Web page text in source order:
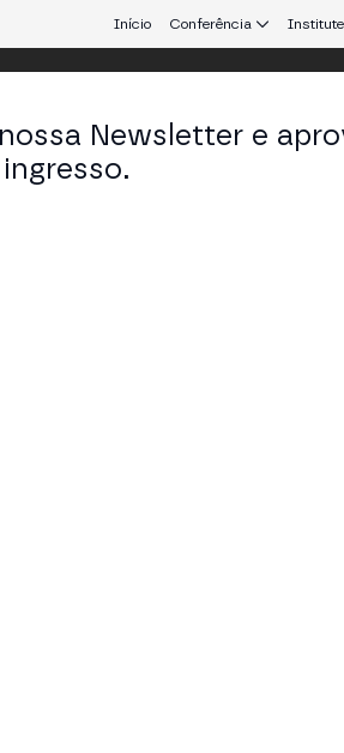
Início Conferência Institute
Newsletter e